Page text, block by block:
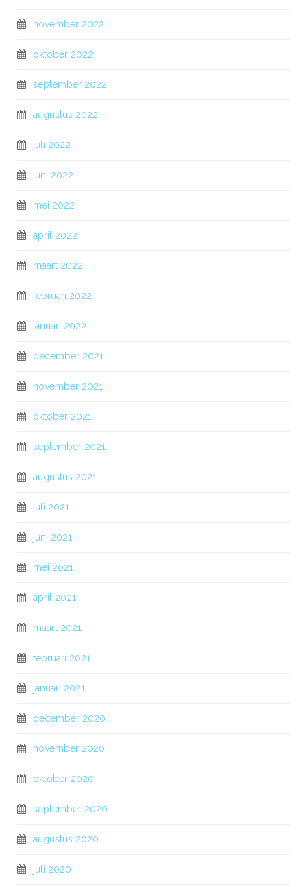
november 2022
oktober 2022
september 2022
augustus 2022
juli 2022
juni 2022
mei 2022
april 2022
maart 2022
februari 2022
januari 2022
december 2021
november 2021
oktober 2021
september 2021
augustus 2021
juli 2021
juni 2021
mei 2021
april 2021
maart 2021
februari 2021
januari 2021
december 2020
november 2020
oktober 2020
september 2020
augustus 2020
juli 2020